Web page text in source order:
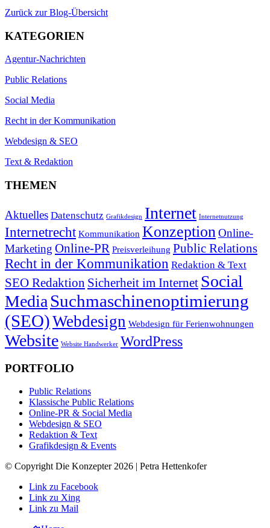
Zurück zur Blog-Übersicht
KATEGORIEN
Agentur-Nachrichten
Public Relations
Social Media
Recht in der Kommunikation
Webdesign & SEO
Text & Redaktion
THEMEN
Aktuelles Datenschutz Grafikdesign Internet Internetnutzung
Internetrecht Kommunikation KonzeptionOnline-
Marketing Online-PR Preisverleihung Public Relations
Recht in der Kommunikation Redaktion & Text
SEO Redaktion Sicherheit im Internet Social
Media Suchmaschinenoptimierung
(SEO)Webdesign Webdesign für Ferienwohnungen
Website Website Handwerker WordPress
PORTFOLIO
Public Relations
Klassische Public Relations
Online-PR & Social Media
Webdesign & SEO
Redaktion & Text
Grafikdesign & Events
© Copyright Die Konzepter 2026 | Petra Hettenkofer
Link zu Facebook
Link zu Xing
Link zu Mail